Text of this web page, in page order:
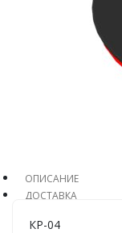
ОПИСАНИЕ
ДОСТАВКА
КР-04